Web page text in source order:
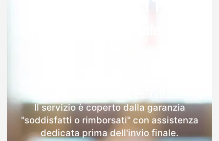
Il servizio è coperto dalla garanzia
"soddisfatti o rimborsati" con assistenza
dedicata prima dell'invio finale.